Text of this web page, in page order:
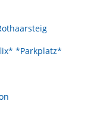
*Parkplatz*